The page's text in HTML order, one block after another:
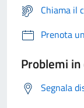
Chiama il
Prenota
Problemi
Segnala